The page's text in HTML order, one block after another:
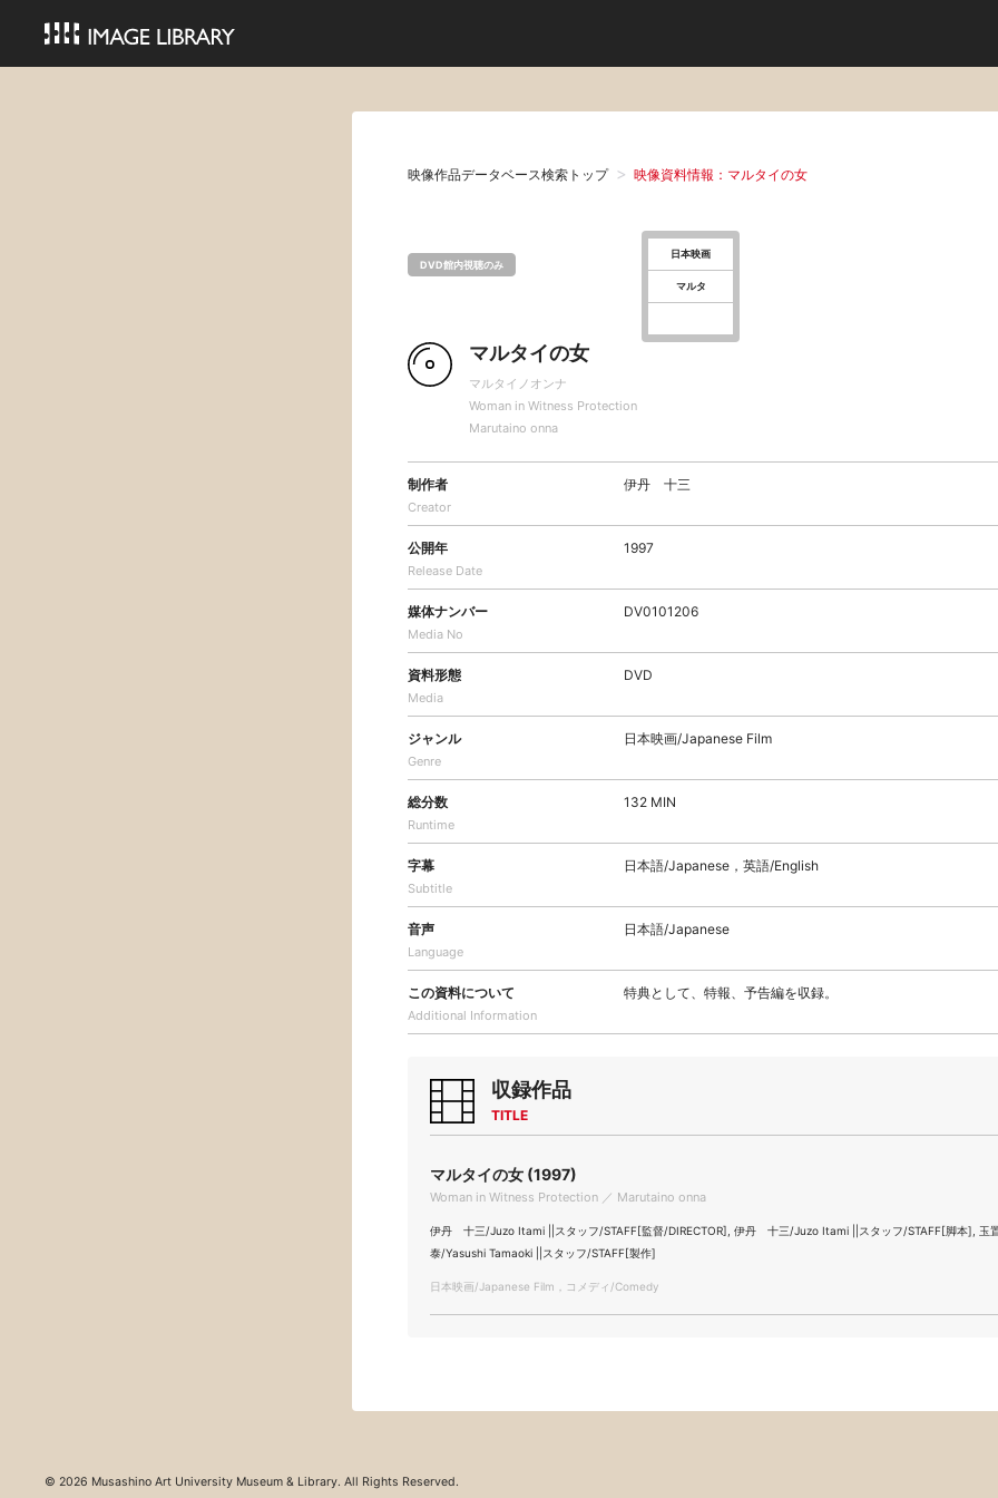
映像作品データベース検索トップ 映像資料情報：マルタイの女
DVD館内視聴のみ
日本映画
マルタ
マルタイの女
マルタイノオンナ
Woman in Witness Protection
Marutaino onna
制作者
Creator
伊丹 十三
公開年
Release Date
1997
媒体ナンバー
Media No
DV0101206
資料形態
Media
DVD
ジャンル
Genre
日本映画/Japanese Film
総分数
Runtime
132 MIN
字幕
Subtitle
日本語/Japanese，英語/English
音声
Language
日本語/Japanese
この資料について
Additional Information
特典として、特報、予告編を収録。
収録作品
TITLE
マルタイの女 (1997)
Woman in Witness Protection ／ Marutaino onna
伊丹 十三/Juzo Itami ||スタッフ/STAFF[監督/DIRECTOR], 伊丹 十三/Juzo Itami ||スタッフ/STAFF[脚本],
泰/Yasushi Tamaoki ||スタッフ/STAFF[製作]
日本映画/Japanese Film，コメディ/Comedy
© 2026 Musashino Art University Museum & Library. All Rights Reserved.